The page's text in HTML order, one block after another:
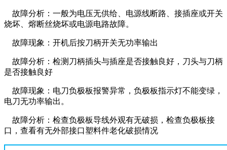
故障分析：一般为电压无供给、电源线断路、接插座或开关
烧坏、熔断丝烧坏或电源电路故障。
故障现象：开机后按刀柄开关无功率输出
故障分析：检测刀柄插头与插座是否接触良好，刀头与刀柄
是否接触良好
故障现象：电刀负极板报警异常，负极板指示灯不能变绿，
电刀无功率输出。
故障分析：检查负极板导线外观有无破损，检查负极板接
口，查看有无外部接口塑料件老化破损情况